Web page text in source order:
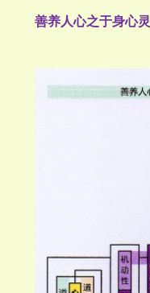
善养人心之于身心灵